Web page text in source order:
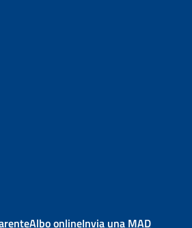
Albo onlineInvia una MAD